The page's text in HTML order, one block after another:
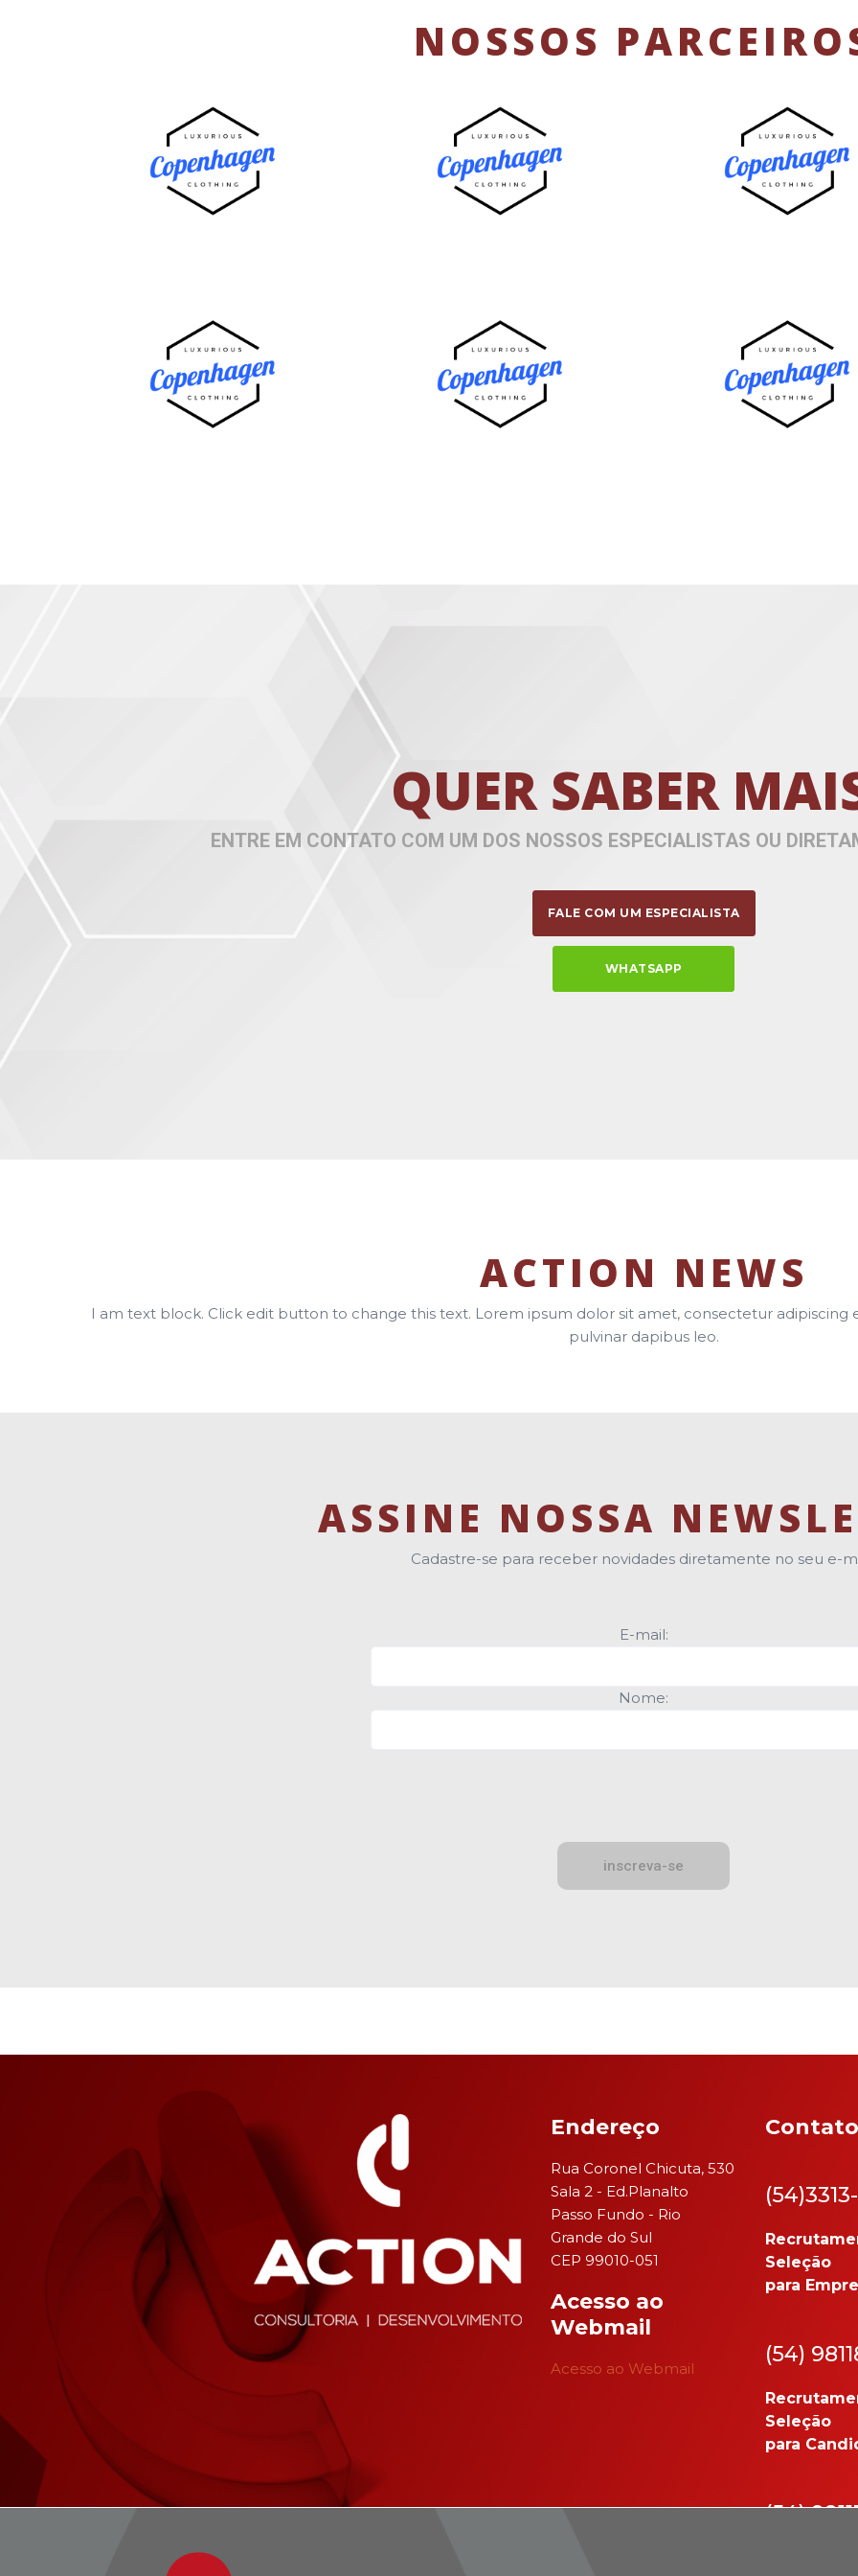
NOSSOS
QUER SABER
ENTRE EM CONTATO COM UM DOS NOSSOS ESPECIALISTAS OU
FALE COM UM ESPECIALISTA
WHATSAPP
ACTION NEWS
I am text block. Click edit button to change this text. Lorem ipsum dolor sit amet, consectetur
pulvinar dapibus leo.
ASSINE NOSSA
Cadastre-se para receber novidades diretamente no seu e-
E-mail:
Nome:
Endereço
Rua Coronel Chicuta, 530
Sala 2 - Ed.Planalto
Passo Fundo - Rio
Grande do Sul
CEP 99010-051
Acesso ao
Webmail
Acesso ao Webmail
Seleção
para
(54)
Seleção
para
(54)